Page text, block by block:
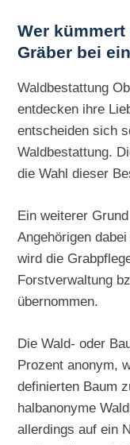
Wer
Gräber bei
Waldbestattung
entdecken ihre
entscheiden sich
Waldbestattung.
die Wahl dieser
Ein weiterer
Angehörigen
wird die
Forstverwaltung
übernommen.
Die Wald- oder
Prozent anonym,
definierten Baum
halbanonyme
allerdings auf ein